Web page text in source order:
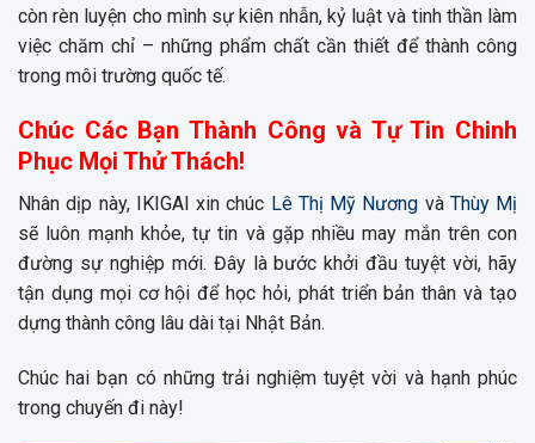
còn rèn luyện cho mình sự kiên nhẫn, kỷ luật và tinh thần làm
việc chăm chỉ – những phẩm chất cần thiết để thành công
trong môi trường quốc tế.
Chúc Các Bạn Thành Công và Tự Tin Chinh
Phục Mọi Thử Thách!
Nhân dịp này, IKIGAI xin chúc Lê Thị Mỹ Nương và Thùy Mị
sẽ luôn mạnh khỏe, tự tin và gặp nhiều may mắn trên con
đường sự nghiệp mới. Đây là bước khởi đầu tuyệt vời, hãy
tận dụng mọi cơ hội để học hỏi, phát triển bản thân và tạo
dựng thành công lâu dài tại Nhật Bản.
Chúc hai bạn có những trải nghiệm tuyệt vời và hạnh phúc
trong chuyến đi này!